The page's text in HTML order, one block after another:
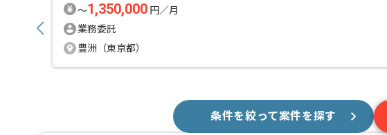
〜1,350,000 円／月
業務委託
豊洲（東京都）
条件を絞って案件を探す